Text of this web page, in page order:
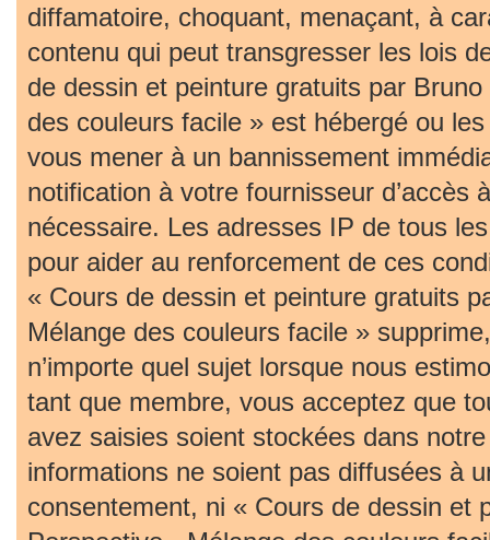
diffamatoire, choquant, menaçant, à
contenu qui peut transgresser les lois
de dessin et peinture gratuits par
des couleurs facile » est hébergé ou
vous mener à un bannissement
notification à votre fournisseur d’accès
nécessaire. Les adresses IP de tous
pour aider au renforcement de ces
« Cours de dessin et peinture gratuits
Mélange des couleurs facile »
n’importe quel sujet lorsque nous
tant que membre, vous acceptez que
avez saisies soient stockées dans
informations ne soient pas diffusées à
consentement, ni « Cours de dessin et